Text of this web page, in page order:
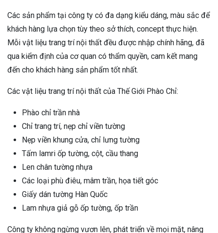
Các sản phẩm tại công ty có đa dạng kiểu dáng, màu sắc để
khách hàng lựa chọn tùy theo sở thích, concept thực hiện.
Mỗi vật liệu trang trí nội thất đều được nhập chính hãng, đã
qua kiểm định của cơ quan có thẩm quyền, cam kết mang
đến cho khách hàng sản phẩm tốt nhất.
Các vật liệu trang trí nội thất của Thế Giới Phào Chỉ:
Phào chỉ trần nhà
Chỉ trang trí, nẹp chỉ viền tường
Nẹp viền khung cửa, chỉ lưng tường
Tấm lamri ốp tường, cột, cầu thang
Len chân tường nhựa
Các loại phù điêu, mâm trần, họa tiết góc
Giấy dán tường Hàn Quốc
Lam nhựa giả gỗ ốp tường, ốp trần
Công ty không ngừng vươn lên, phát triển về mọi mặt, nâng